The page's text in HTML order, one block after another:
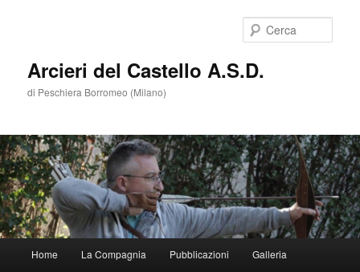
Arcieri del Castello A.S.D.
di Peschiera Borromeo (Milano)
principale
Vai
Home La Compagnia Pubblicazioni Galleria